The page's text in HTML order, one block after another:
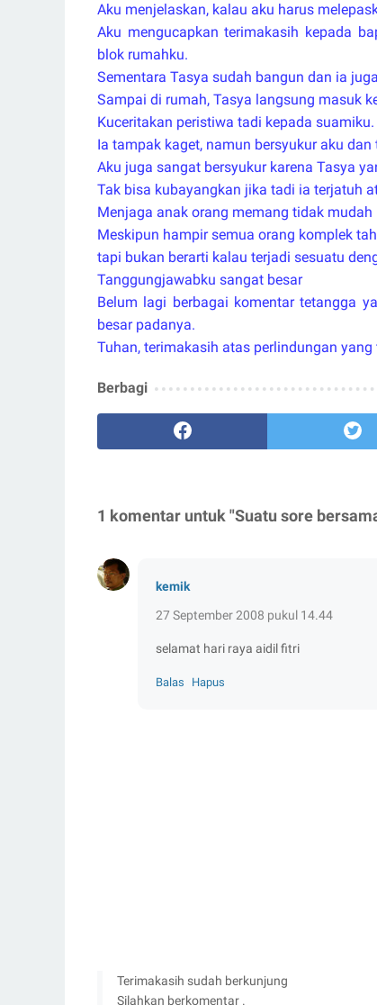
Aku menjelaskan, kalau aku harus
Aku mengucapkan terimakasih kepada
blok rumahku.
Sementara Tasya sudah bangun dan ia
Sampai di rumah, Tasya langsung masuk
Kuceritakan peristiwa tadi kepada suamiku.
Ia tampak kaget, namun bersyukur aku
Aku juga sangat bersyukur karena Tasya
Tak bisa kubayangkan jika tadi ia terjatuh
Menjaga anak orang memang tidak mudah
Meskipun hampir semua orang komplek
tapi bukan berarti kalau terjadi sesuatu
Tanggungjawabku sangat besar
Belum lagi berbagai komentar tetangga
besar padanya.
Tuhan, terimakasih atas perlindungan
Berbagi
1 komentar untuk "Suatu sore
kemik
27 September 2008 pukul 14.44
selamat hari raya aidil fitri
Balas Hapus
Terimakasih sudah berkunjung
Silahkan berkomentar .